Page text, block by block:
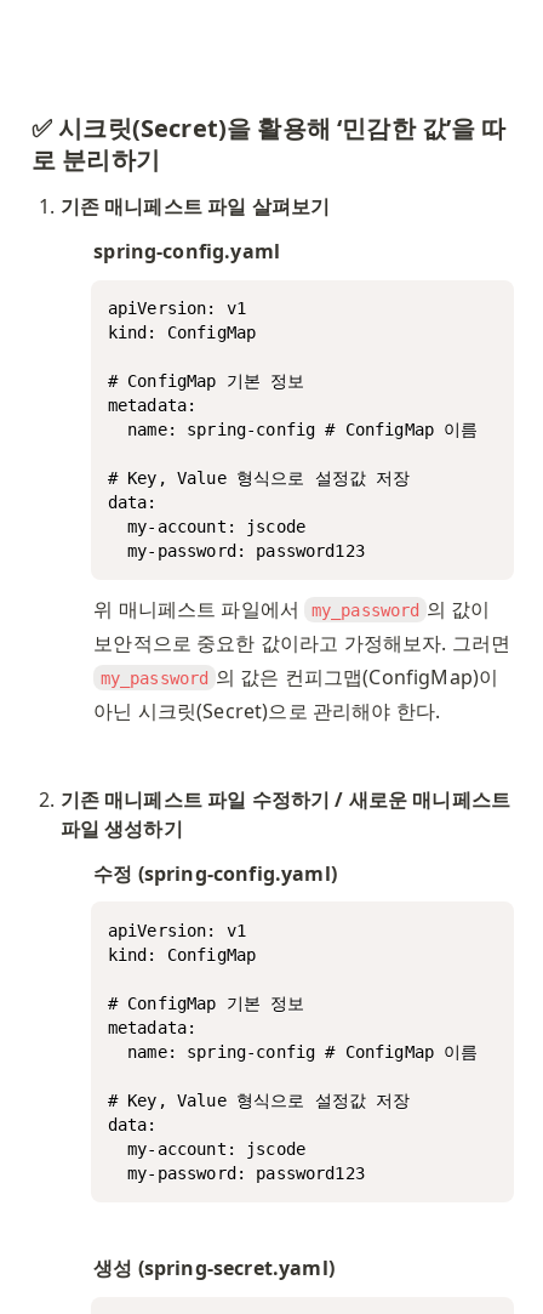
✅ 시크릿(Secret)을 활용해 ‘민감한 값’을 따
로 분리하기
기존 매니페스트 파일 살펴보기
spring-config.yaml
apiVersion: v1
kind: ConfigMap
# ConfigMap 기본 정보
metadata:
  name: spring-config # ConfigMap 이름
# Key, Value 형식으로 설정값 저장
data:
  my-account: jscode
  my-password: password123
위 매니페스트 파일에서 my_password 의 값이
my_password 의 값은 컨피그맵(ConfigMap)이
아닌 시크릿(Secret)으로 관리해야 한다.
기존 매니페스트 파일 수정하기 / 새로운 매니페스트
파일 생성하기
수정 (spring-config.yaml)
apiVersion: v1
kind: ConfigMap
# ConfigMap 기본 정보
metadata:
  name: spring-config # ConfigMap 이름
# Key, Value 형식으로 설정값 저장
data:
  my-account: jscode
  my-password: password123
생성 (spring-secret.yaml)